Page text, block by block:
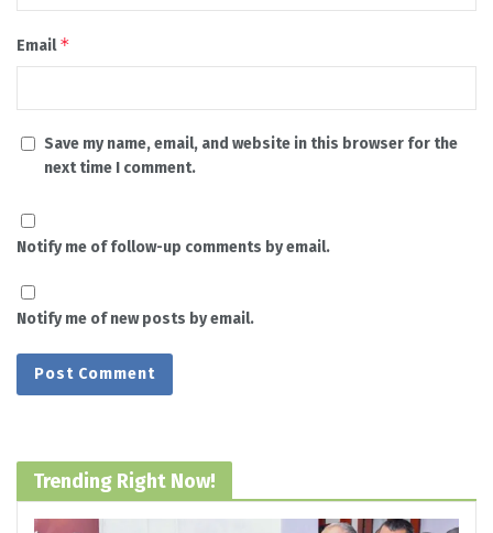
Email*
Save my name, email, and website in this browser for the
next time I comment.
Notify me of follow-up comments by email.
Notify me of new posts by email.
Trending Right Now!